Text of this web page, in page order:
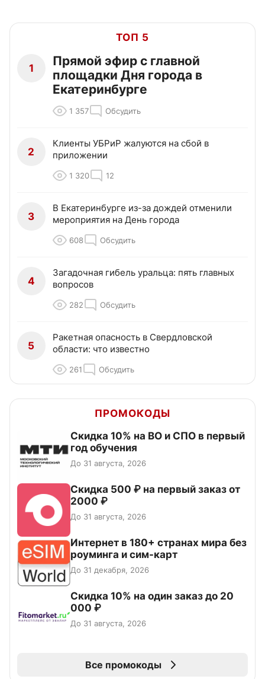
ТОП 5
1
Прямой эфир с главной
площадки Дня города в
Екатеринбурге
1 357 Обсудить
2
Клиенты УБРиР жалуются на сбой в
приложении
1 320 12
3
В Екатеринбурге из-за дождей отменили
мероприятия на День города
608 Обсудить
4
Загадочная гибель уральца: пять главных
вопросов
282 Обсудить
5
Ракетная опасность в Свердловской
области: что известно
261 Обсудить
ПРОМОКОДЫ
Скидка 10% на ВО и СПО в первый
год обучения
До 31 августа, 2026
Скидка 500 ₽ на первый заказ от
2000 ₽
До 31 августа, 2026
Интернет в 180+ странах мира без
роуминга и сим-карт
До 31 декабря, 2026
Скидка 10% на один заказ до 20
000 ₽
До 31 августа, 2026
Все промокоды